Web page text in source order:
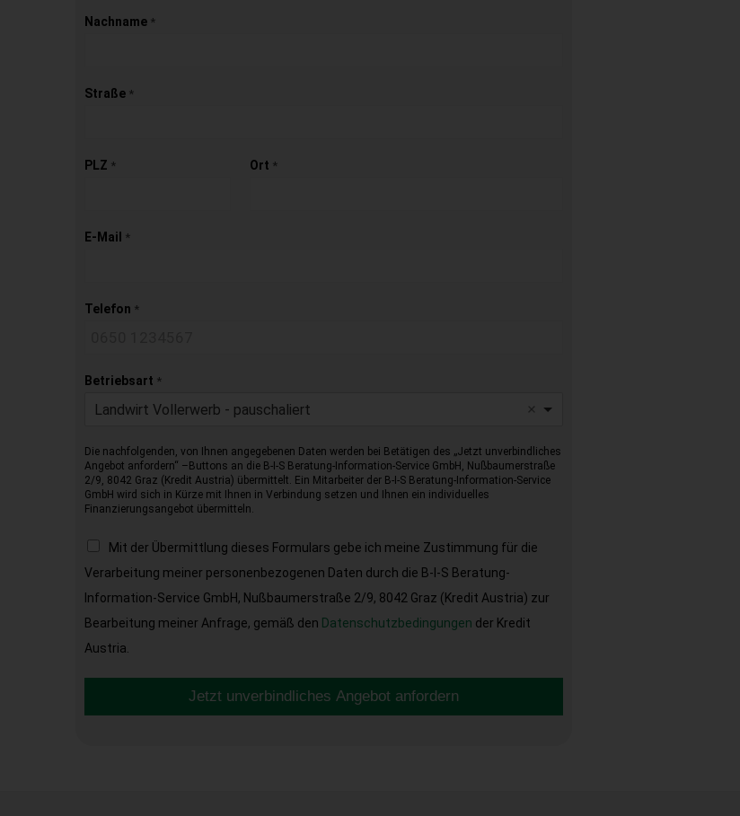
Nachname *
Straße *
PLZ * Ort *
E-Mail *
Telefon *
Betriebsart *
Landwirt Vollerwerb - pauschaliert
Die nachfolgenden, von Ihnen angegebenen Daten werden bei Betätigen des „Jetzt unverbindliches
Angebot anfordern“ –Buttons an die B-I-S Beratung-Information-Service GmbH, Nußbaumerstraße
2/9, 8042 Graz (Kredit Austria) übermittelt. Ein Mitarbeiter der B-I-S Beratung-Information-Service
GmbH wird sich in Kürze mit Ihnen in Verbindung setzen und Ihnen ein individuelles
Finanzierungsangebot übermitteln.
Mit der Übermittlung dieses Formulars gebe ich meine Zustimmung für die
Verarbeitung meiner personenbezogenen Daten durch die B-I-S Beratung-
Information-Service GmbH, Nußbaumerstraße 2/9, 8042 Graz (Kredit Austria) zur
Bearbeitung meiner Anfrage, gemäß den Datenschutzbedingungen der Kredit
Austria.
Jetzt unverbindliches Angebot anfordern